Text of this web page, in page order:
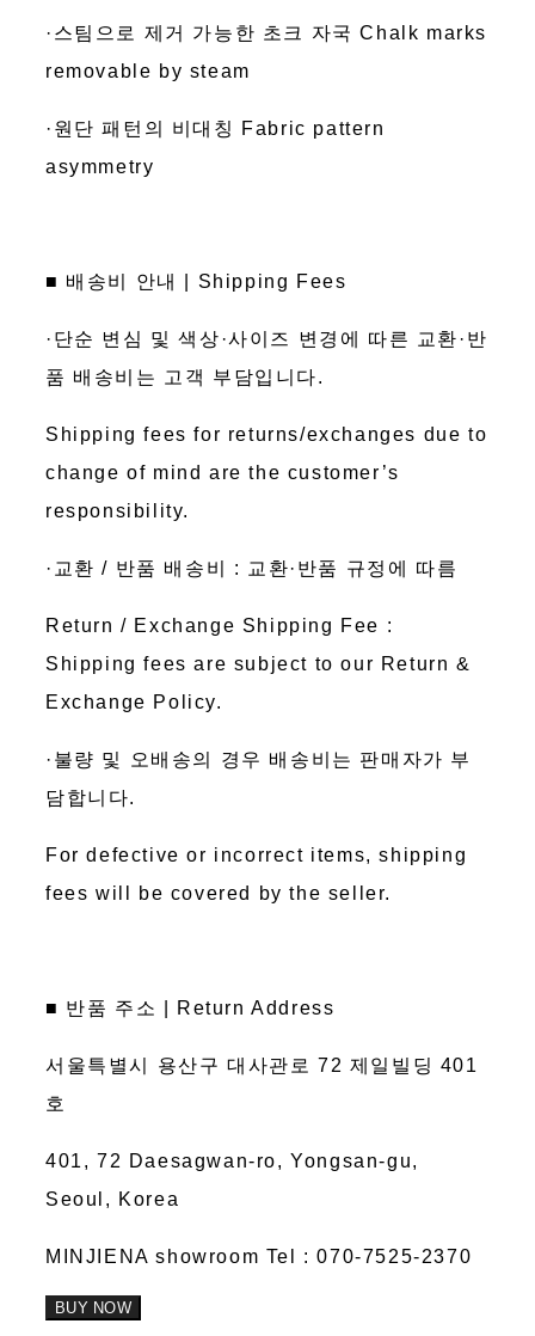
·스팀으로 제거 가능한 초크 자국 Chalk marks
removable by steam
·원단 패턴의 비대칭 Fabric pattern
asymmetry
■ 배송비 안내 | Shipping Fees
·단순 변심 및 색상·사이즈 변경에 따른 교환·반
품 배송비는 고객 부담입니다.
Shipping fees for returns/exchanges due to
change of mind are the customer’s
responsibility.
·교환 / 반품 배송비 : 교환·반품 규정에 따름
Return / Exchange Shipping Fee :
Shipping fees are subject to our Return &
Exchange Policy.
·불량 및 오배송의 경우 배송비는 판매자가 부
담합니다.
For defective or incorrect items, shipping
fees will be covered by the seller.
■ 반품 주소 | Return Address
서울특별시 용산구 대사관로 72 제일빌딩 401
호
401, 72 Daesagwan-ro, Yongsan-gu,
Seoul, Korea
MINJIENA showroom Tel : 070-7525-2370
BUY NOW